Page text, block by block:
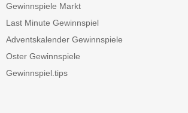
Gewinnspiele Markt
Last Minute Gewinnspiel
Adventskalender Gewinnspiele
Oster Gewinnspiele
Gewinnspiel.tips